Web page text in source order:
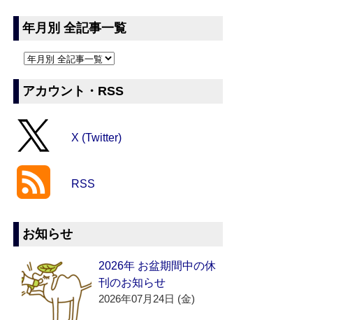
年月別 全記事一覧
アカウント・RSS
X (Twitter)
RSS
お知らせ
2026年 お盆期間中の休
刊のお知らせ
2026年07月24日 (金)